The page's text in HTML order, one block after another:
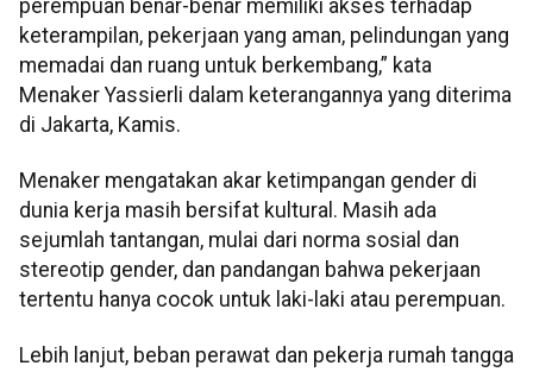
perempuan benar-benar memiliki akses terhadap
keterampilan, pekerjaan yang aman, pelindungan yang
memadai dan ruang untuk berkembang,” kata
Menaker Yassierli dalam keterangannya yang diterima
di Jakarta, Kamis.
Menaker mengatakan akar ketimpangan gender di
dunia kerja masih bersifat kultural. Masih ada
sejumlah tantangan, mulai dari norma sosial dan
stereotip gender, dan pandangan bahwa pekerjaan
tertentu hanya cocok untuk laki-laki atau perempuan.
Lebih lanjut, beban perawat dan pekerja rumah tangga